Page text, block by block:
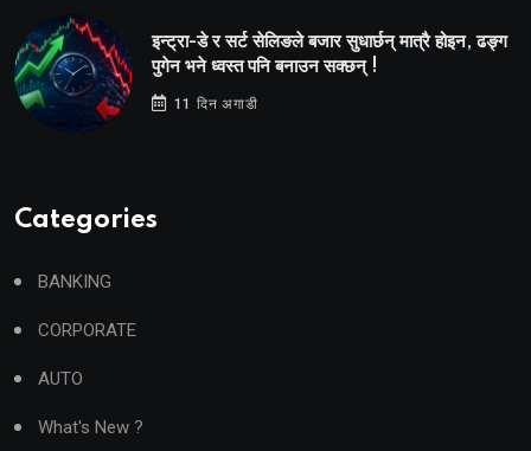
इन्ट्रा-डे र सर्ट सेलिङले बजार सुधार्छन् मात्रै होइन, ढङ्ग
पुगेन भने ध्वस्त पनि बनाउन सक्छन् !
11 दिन अगाडी
Categories
BANKING
CORPORATE
AUTO
What's New ?